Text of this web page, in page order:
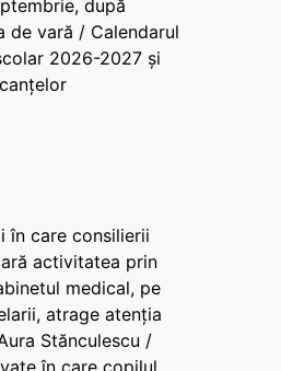
după
de vară / Calendarul
2026-2027 și
în care consilierii
activitatea prin
medical, pe
atrage atenția
Stănculescu /
în care copilul